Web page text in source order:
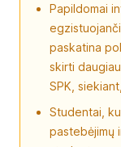
Papildomai
paskatina
skirti
SPK,
Studentai,
pastebėjimų